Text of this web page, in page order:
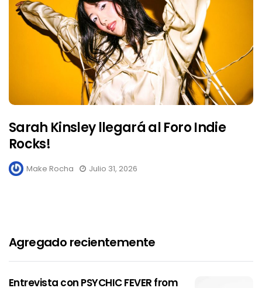
Sarah Kinsley llegará al Foro Indie
Rocks!
Make Rocha Julio 31, 2026
Agregado recientemente
Entrevista con PSYCHIC FEVER from